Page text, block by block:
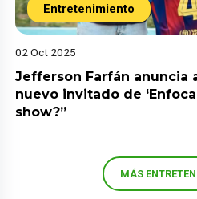
Entretenimiento
02 Oct 2025
Jefferson Farfán anuncia
nuevo invitado de
show?”
MÁS